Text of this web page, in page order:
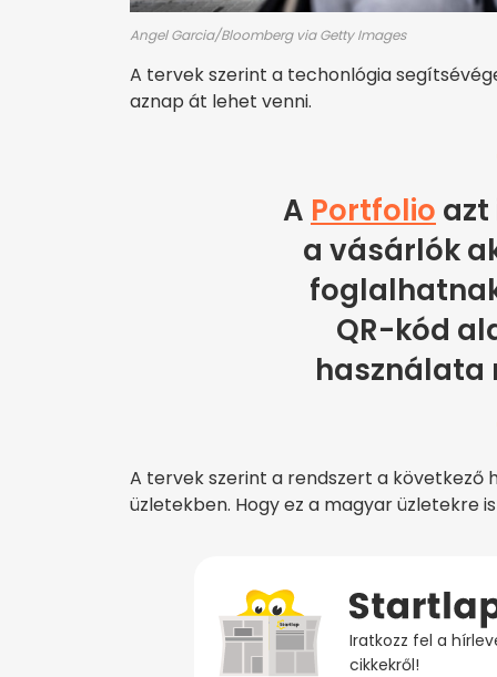
Angel Garcia/Bloomberg via Getty Images
A tervek szerint a techonlógia
aznap át lehet venni.
A Portfolio azt
a vásárlók
QR-kód
használata
A tervek szerint a rendszert a következő
üzletekben. Hogy ez a magyar üzletekre
Iratkozz fel a
cikkekről!